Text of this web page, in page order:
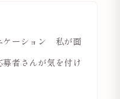
ケーション 私が面
者さんが気を付け